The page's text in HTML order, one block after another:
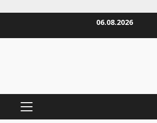
06.08.2026
PRIMÄRES